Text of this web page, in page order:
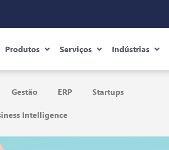
Produtos Serviços Indústrias
Gestão ERP Startups
Intelligence